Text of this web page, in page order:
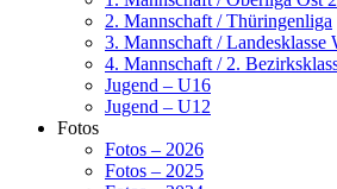
2. Mannschaft / Thüringenliga
3. Mannschaft / Landesklasse
4. Mannschaft / 2.
Jugend – U16
Jugend – U12
Fotos
Fotos – 2026
Fotos – 2025